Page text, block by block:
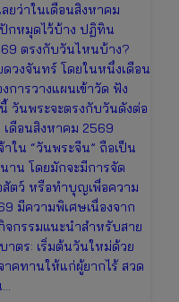
ยว่าในเดือนสิงหาคม
กหมุดไว้บ้าง ปฏิทิน
ตรงกับวันไหนบ้าง?
วงจันทร์ โดยในหนึ่งเดือน
ารวางแผนเข้าวัด ฟัง
วันพระจะตรงกับวันดังต่อ
ดือนสิงหาคม 2569
ใน “วันพระจีน” ถือเป็น
าน โดยมักจะมีการจัด
สัตว์ หรือทำบุญเพื่อความ
มีความพิเศษเนื่องจาก
กรรมแนะนำสำหรับสาย
ตร: เริ่มต้นวันใหม่ด้วย
คทานให้แก่ผู้ยากไร้ สวด